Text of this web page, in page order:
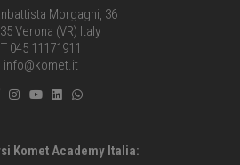
Morgagni, 36
Verona (VR) Italy
T 045 11171911
info@komet.it
Komet Academy Italia: